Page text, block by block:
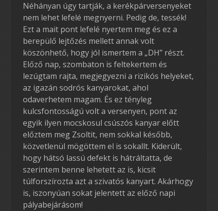
Néhányan úgy tartják, a kerékpárversenyeket
nem lehet lefelé megnyerni. Pedig de, tessék!
Ezt a mait pont lefelé nyertem meg és ez a
berepülő lejtőzés mellett annak volt
köszönhető, hogy jól ismertem a „DH” részt.
Előző nap, szombaton is feltekertem és
lezúgtam rajta, megjegyezni a rizikós helyeket,
az igazán sodrós kanyarokat, ahol
odaverhetem magam. És ez tényleg
kulcsfontosságú volt a versenyen, pont az
egyik ilyen mocskosul csúszós kanyar előtt
előztem meg Zsoltit, nem sokkal később,
közvetlenül mögöttem el is sokallt. Kiderült,
hogy hátsó lassú defekt is hátráltatta, de
szerintem benne lehetett az is, kicsit
túlforszírozta azt a szivatós kanyart. Akárhogy
is, iszonyúan sokat jelentett az előző napi
pályabejárásom!